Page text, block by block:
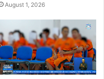
August 1, 2026